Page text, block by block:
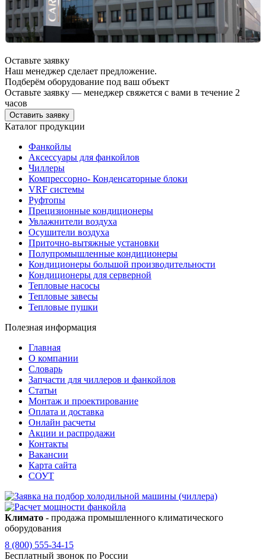
Оставьте заявку
Наш менеджер сделает предложение.
Подберём оборудование под ваш объект
Оставьте заявку — менеджер свяжется с вами в течение 2
часов
Оставить заявку
Каталог продукции
Фанкойлы
Аксессуары для фанкойлов
Чиллеры
Компрессорно- Конденсаторные блоки
VRF системы
Руфтопы
Прецизионные кондиционеры
Увлажнители воздуха
Осушители воздуха
Приточно-вытяжные установки
Полупромышленные кондиционеры
Кондиционеры большой производительности
Кондиционеры для серверной
Тепловые насосы
Тепловые завесы
Тепловые пушки
Полезная информация
Главная
О компании
Словарь
Запчасти для чиллеров и фанкойлов
Статьи
Монтаж и проектирование
Оплата и доставка
Онлайн расчеты
Акции и распродажи
Контакты
Вакансии
Карта сайта
СОУТ
Климато - продажа промышленного климатического
оборудования
8 (800) 555-34-15
Бесплатный звонок по России